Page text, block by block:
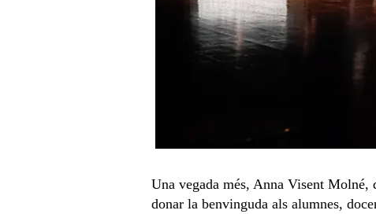
Una vegada més, Anna Visent
donar la benvinguda als alumnes,